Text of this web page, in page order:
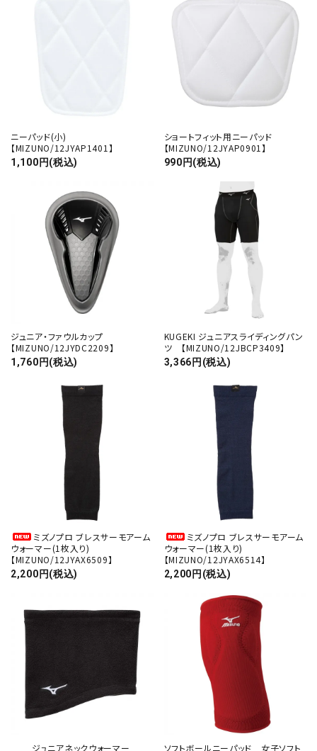
ニーパッド(小)
【MIZUNO/12JYAP1401】
1,100円(税込)
ショートフィット用ニーパッド
【MIZUNO/12JYAP0901】
990円(税込)
ジュニア・ファウルカップ
【MIZUNO/12JYDC2209】
1,760円(税込)
KUGEKI ジュニアスライディングパン
ツ 【MIZUNO/12JBCP3409】
3,366円(税込)
ミズノプロ ブレスサーモアーム
ウォーマー(1枚入り)
【MIZUNO/12JYAX6509】
2,200円(税込)
ミズノプロ ブレスサーモアーム
ウォーマー(1枚入り)
【MIZUNO/12JYAX6514】
2,200円(税込)
ジュニアネックウォーマー ソフトボールニーパッド 女子ソフト